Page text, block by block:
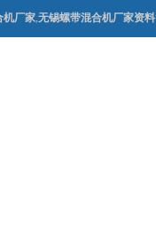
机厂家,无锡螺带混合机厂家资料